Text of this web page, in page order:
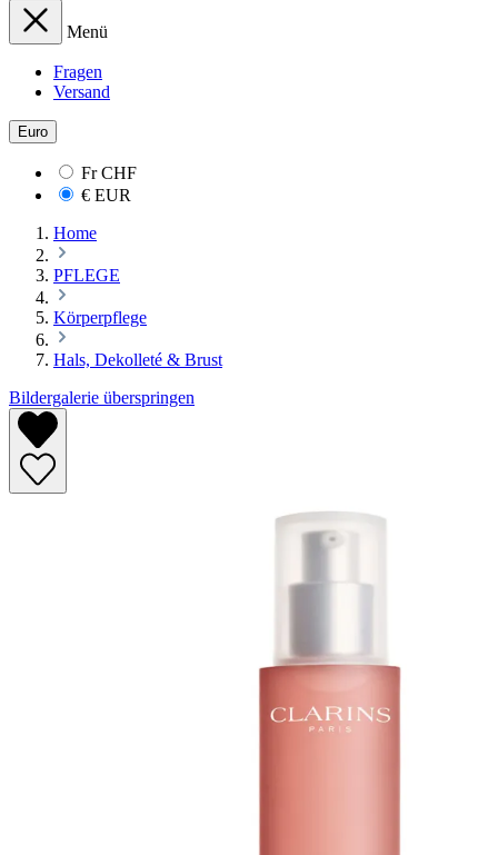
Menü
Fragen
Versand
Euro
FrCHF
€ EUR
Home
PFLEGE
Körperpflege
Hals, Dekolleté & Brust
Bildergalerie überspringen